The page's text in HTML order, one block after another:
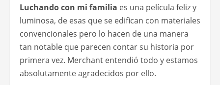
Luchando con mi familia es una película feliz y
luminosa, de esas que se edifican con materiales
convencionales pero lo hacen de una manera
tan notable que parecen contar su historia por
primera vez. Merchant entendió todo y estamos
absolutamente agradecidos por ello.